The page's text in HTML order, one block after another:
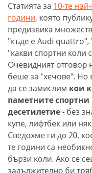
Статията за 10-те
години, която
предизвика
"къде е Audi quattro",
"какви спортни коли
Очевидният отговор
беше за "хечове". Но
да се замислим кои
паметните
десетилетие- без
купе, лифтбек или
Сведохме ги до 20,
те години са
бързи коли. Ако се
задължително би